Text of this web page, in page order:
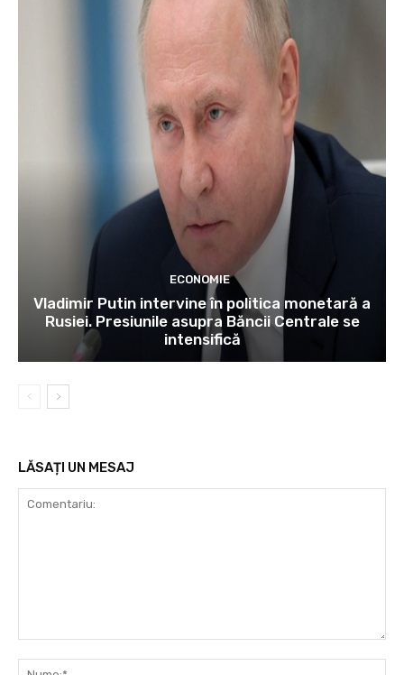
ECONOMIE
Vladimir Putin intervine în politica monetară a
Rusiei. Presiunile asupra Băncii Centrale se
intensifică
LĂSAȚI UN MESAJ